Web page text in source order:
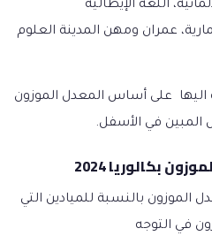
اللغة الإيطالية
عمران ومهن المدينة العلوم
اليها على أساس المعدل الموزون
في الأسفل.
بكالوريا 2024
بالنسبة للميادين التي
في التوجه